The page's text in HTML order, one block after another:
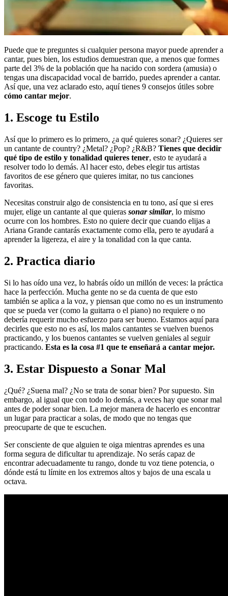
Puede que te preguntes si cualquier persona mayor puede aprender a
cantar, pues bien, los estudios demuestran que, a menos que formes
parte del 3% de la población que ha nacido con sordera (amusia) o
tengas una discapacidad vocal de barrido, puedes aprender a cantar.
Así que, una vez aclarado esto, aquí tienes 9 consejos útiles sobre
cómo cantar mejor.
1. Escoge tu Estilo
Así que lo primero es lo primero, ¿a qué quieres sonar? ¿Quieres ser
un cantante de country? ¿Metal? ¿Pop? ¿R&B? Tienes que decidir
qué tipo de estilo y tonalidad quieres tener, esto te ayudará a
resolver todo lo demás. Al hacer esto, debes elegir tus artistas
favoritos de ese género que quieres imitar, no tus canciones
favoritas.
Necesitas construir algo de consistencia en tu tono, así que si eres
mujer, elige un cantante al que quieras sonar similar, lo mismo
ocurre con los hombres. Esto no quiere decir que cuando elijas a
Ariana Grande cantarás exactamente como ella, pero te ayudará a
aprender la ligereza, el aire y la tonalidad con la que canta.
2. Practica diario
Si lo has oído una vez, lo habrás oído un millón de veces: la práctica
hace la perfección. Mucha gente no se da cuenta de que esto
también se aplica a la voz, y piensan que como no es un instrumento
que se pueda ver (como la guitarra o el piano) no requiere o no
debería requerir mucho esfuerzo para ser bueno. Estamos aquí para
decirles que esto no es así, los malos cantantes se vuelven buenos
practicando, y los buenos cantantes se vuelven geniales al seguir
practicando. Esta es la cosa #1 que te enseñará a cantar mejor.
3. Estar Dispuesto a Sonar Mal
¿Qué? ¿Suena mal? ¿No se trata de sonar bien? Por supuesto. Sin
embargo, al igual que con todo lo demás, a veces hay que sonar mal
antes de poder sonar bien. La mejor manera de hacerlo es encontrar
un lugar para practicar a solas, de modo que no tengas que
preocuparte de que te escuchen.
Ser consciente de que alguien te oiga mientras aprendes es una
forma segura de dificultar tu aprendizaje. No serás capaz de
encontrar adecuadamente tu rango, donde tu voz tiene potencia, o
dónde está tu límite en los extremos altos y bajos de una escala u
octava.